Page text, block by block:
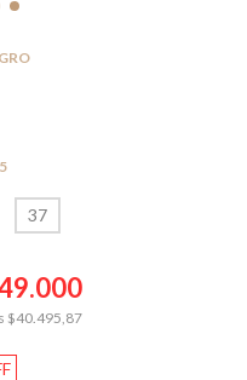
37
$40.495,87